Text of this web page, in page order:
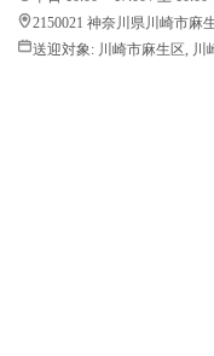
2150021 神奈川県川崎市麻
送迎対象: 川崎市麻生区, 川